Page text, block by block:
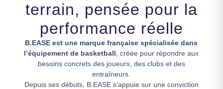
terrain, pensée pour la
performance réelle
B.EASE est une marque française spécialisée dans
l’équipement de basketball , créée pour répondre aux
besoins concrets des joueurs, des clubs et des
entraîneurs.
Depuis ses débuts, B.EASE s’appuie sur une conviction